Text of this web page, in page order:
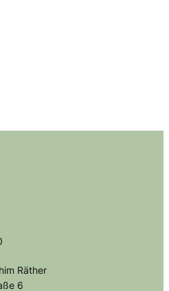
Räther
6